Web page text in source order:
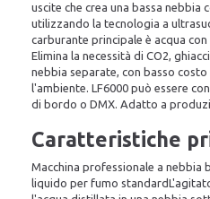
uscite che crea una bassa nebbia
utilizzando la tecnologia a
carburante principale è acqua
Elimina la necessità di CO2,
nebbia separate, con basso
l'ambiente. LF6000 può essere
di bordo o DMX. Adatto a
Caratteristiche
Macchina professionale a nebbia
liquido per fumo